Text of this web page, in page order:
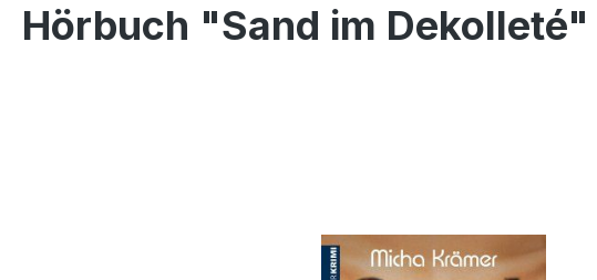
Hörbuch "Sand im Dekolleté"